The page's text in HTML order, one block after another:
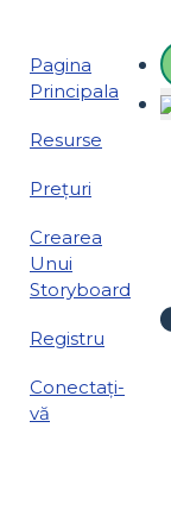
Pagina
Principala
Resurse
Prețuri
Crearea
Unui
Storyboard
Registru
Conectați-
vă